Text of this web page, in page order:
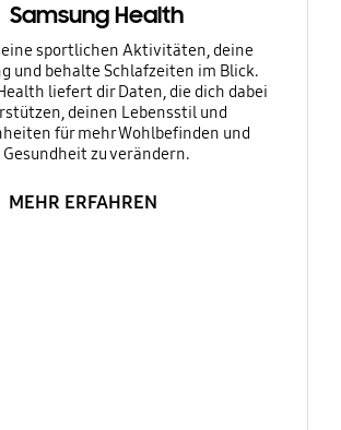
Samsung Health
sportlichen Aktivitäten, deine
und behalte Schlafzeiten im Blick.
liefert dir Daten, die dich dabei
deinen Lebensstil und
für mehr Wohlbefinden und
Gesundheit zu verändern.
MEHR ERFAHREN